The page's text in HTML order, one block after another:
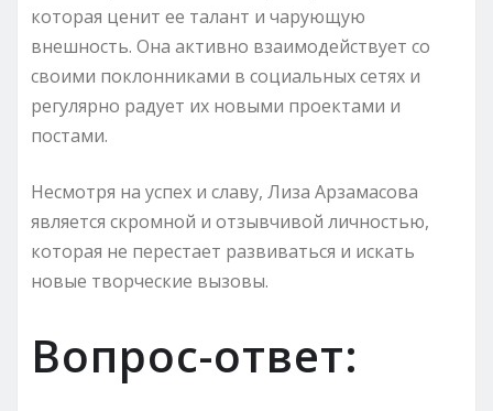
которая ценит ее талант и чарующую
внешность. Она активно взаимодействует со
своими поклонниками в социальных сетях и
регулярно радует их новыми проектами и
постами.
Несмотря на успех и славу, Лиза Арзамасова
является скромной и отзывчивой личностью,
которая не перестает развиваться и искать
новые творческие вызовы.
Вопрос-ответ: